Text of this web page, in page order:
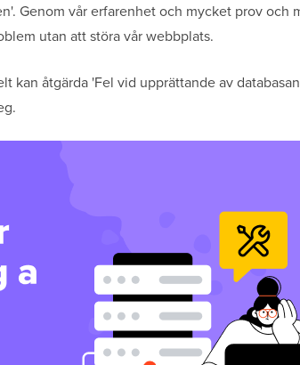
Genom vår erfarenhet och mycket prov och
utan att störa vår webbplats.
kan åtgärda 'Fel vid upprättande av